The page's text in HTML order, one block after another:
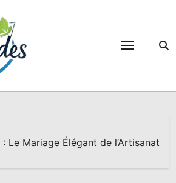
Le Mariage Élégant de l’Artisanat